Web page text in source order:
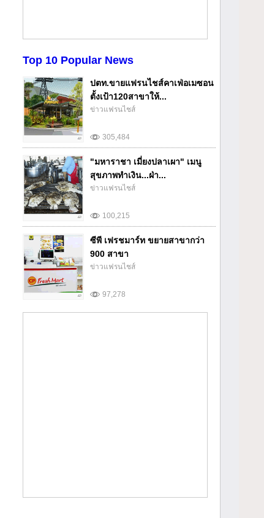
Top 10 Popular News
305,484
ปตท.ขายแฟรนไชส์คาเฟ่อเมซอน
ตั้งเป้า120สาขาให้...
ข่าวแฟรนไชส์
100,215
"มหาราชา เมี่ยงปลาเผา" เมนู
สุขภาพทำเงิน...ฝ่า...
ข่าวแฟรนไชส์
97,278
ซีพี เฟรชมาร์ท ขยายสาขากว่า
900 สาขา
ข่าวแฟรนไชส์